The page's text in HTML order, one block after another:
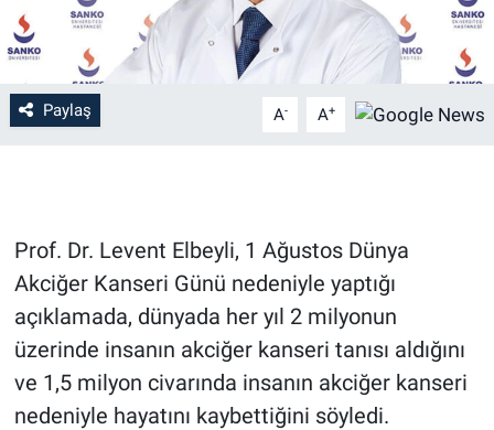
Paylaş A- A+
Prof. Dr. Levent Elbeyli, 1 Ağustos Dünya
Akciğer Kanseri Günü nedeniyle yaptığı
açıklamada, dünyada her yıl 2 milyonun
üzerinde insanın akciğer kanseri tanısı aldığını
ve 1,5 milyon civarında insanın akciğer kanseri
nedeniyle hayatını kaybettiğini söyledi.